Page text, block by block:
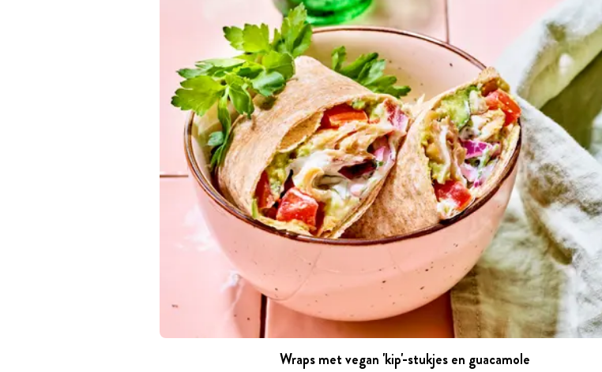
Wraps met vegan 'kip'-stukjes en guacamole